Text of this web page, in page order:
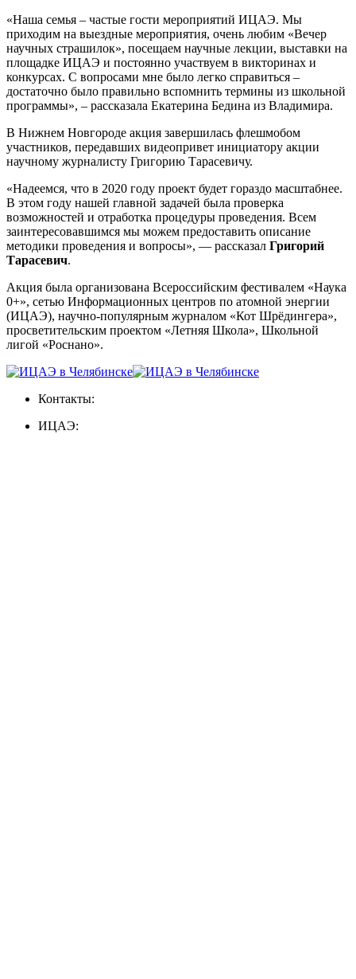
«Наша семья – частые гости мероприятий ИЦАЭ. Мы
приходим на выездные мероприятия, очень любим «Вечер
научных страшилок», посещаем научные лекции, выставки на
площадке ИЦАЭ и постоянно участвуем в викторинах и
конкурсах. С вопросами мне было легко справиться –
достаточно было правильно вспомнить термины из школьной
программы», – рассказала Екатерина Бедина из Владимира.
В Нижнем Новгороде акция завершилась флешмобом
участников, передавших видеопривет инициатору акции
научному журналисту Григорию Тарасевичу.
«Надеемся, что в 2020 году проект будет гораздо масштабнее.
В этом году нашей главной задачей была проверка
возможностей и отработка процедуры проведения. Всем
заинтересовавшимся мы можем предоставить описание
методики проведения и вопросы», — рассказал Григорий
Тарасевич.
Акция была организована Всероссийским фестивалем «Наука
0+», сетью Информационных центров по атомной энергии
(ИЦАЭ), научно-популярным журналом «Кот Шрёдингера»,
просветительским проектом «Летняя Школа», Школьной
лигой «Роснано».
Контакты:
ИЦАЭ: